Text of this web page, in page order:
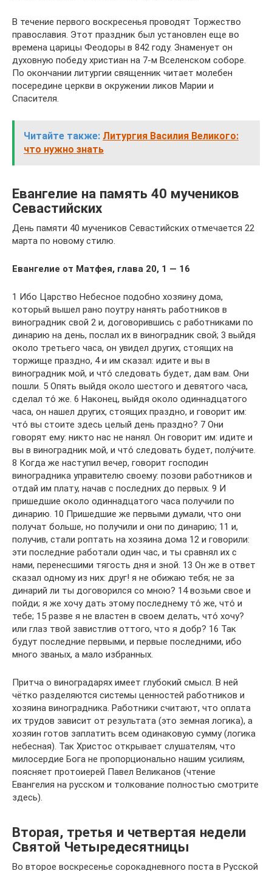
В течение первого воскресенья проводят Торжество
православия. Этот праздник был установлен еще во
времена царицы Феодоры в 842 году. Знаменует он
духовную победу христиан на 7-м Вселенском соборе.
По окончании литургии священник читает молебен
посередине церкви в окружении ликов Марии и
Спасителя.
Читайте также: Литургия Василия Великого:
что нужно знать
Евангелие на память 40 мучеников
Севастийских
День памяти 40 мучеников Севастийских отмечается 22
марта по новому стилю.
Евангелие от Матфея, глава 20, 1 — 16
1 Ибо Царство Небесное подобно хозяину дома,
который вышел рано поутру нанять работников в
виноградник свой 2 и, договорившись с работниками по
динарию на день, послал их в виноградник свой; 3 выйдя
около третьего часа, он увидел других, стоящих на
торжище праздно, 4 и им сказал: идите и вы в
виноградник мой, и что́ следовать будет, дам вам. Они
пошли. 5 Опять выйдя около шестого и девятого часа,
сделал то́ же. 6 Наконец, выйдя около одиннадцатого
часа, он нашел других, стоящих праздно, и говорит им:
что́ вы стоите здесь целый день праздно? 7 Они
говорят ему: никто нас не нанял. Он говорит им: идите и
вы в виноградник мой, и что́ следовать будет, полу́чите.
8 Когда же наступил вечер, говорит господин
виноградника управителю своему: позови работников и
отдай им плату, начав с последних до первых. 9 И
пришедшие около одиннадцатого часа получили по
динарию. 10 Пришедшие же первыми думали, что они
получат больше, но получили и они по динарию; 11 и,
получив, стали роптать на хозяина дома 12 и говорили:
эти последние работали один час, и ты сравнял их с
нами, перенесшими тягость дня и зной. 13 Он же в ответ
сказал одному из них: друг! я не обижаю тебя; не за
динарий ли ты договорился со мною? 14 возьми свое и
пойди; я же хочу дать этому последнему то́ же, что́ и
тебе; 15 разве я не властен в своем делать, что́ хочу?
или глаз твой завистлив оттого, что я добр? 16 Так
будут последние первыми, и первые последними, ибо
много званых, а мало избранных.
Притча о виноградарях имеет глубокий смысл. В ней
чётко разделяются системы ценностей работников и
хозяина виноградника. Работники считают, что оплата
их трудов зависит от результата (это земная логика), а
хозяин готов заплатить всем одинаковую сумму (логика
небесная). Так Христос открывает слушателям, что
милосердие Бога не пропорционально нашим усилиям,
поясняет протоиерей Павел Великанов (чтение
Евангелия на русском и толкование полностью смотрите
здесь).
Вторая, третья и четвертая недели
Святой Четыредесятницы
Во второе воскресенье сорокадневного поста в Русской